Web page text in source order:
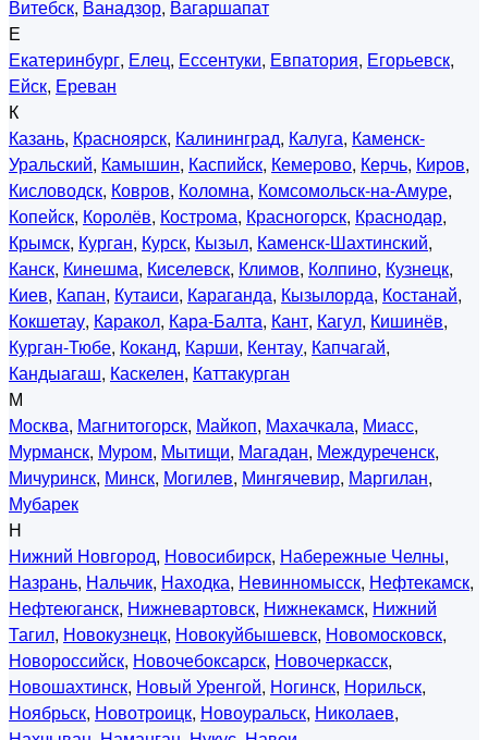
Витебск, Ванадзор, Вагаршапат
Е
Екатеринбург, Елец, Ессентуки, Евпатория, Егорьевск,
Ейск, Ереван
К
Казань, Красноярск, Калининград, Калуга, Каменск-
Уральский, Камышин, Каспийск, Кемерово, Керчь, Киров,
Кисловодск, Ковров, Коломна, Комсомольск-на-Амуре,
Копейск, Королёв, Кострома, Красногорск, Краснодар,
Крымск, Курган, Курск, Кызыл, Каменск-Шахтинский,
Канск, Кинешма, Киселевск, Климов, Колпино, Кузнецк,
Киев, Капан, Кутаиси, Караганда, Кызылорда, Костанай,
Кокшетау, Каракол, Кара-Балта, Кант, Кагул, Кишинёв,
Курган-Тюбе, Коканд, Карши, Кентау, Капчагай,
Кандыагаш, Каскелен, Каттакурган
М
Москва, Магнитогорск, Майкоп, Махачкала, Миасс,
Мурманск, Муром, Мытищи, Магадан, Междуреченск,
Мичуринск, Минск, Могилев, Мингячевир, Маргилан,
Мубарек
Н
Нижний Новгород, Новосибирск, Набережные Челны,
Назрань, Нальчик, Находка, Невинномысск, Нефтекамск,
Нефтеюганск, Нижневартовск, Нижнекамск, Нижний
Тагил, Новокузнецк, Новокуйбышевск, Новомосковск,
Новороссийск, Новочебоксарск, Новочеркасск,
Новошахтинск, Новый Уренгой, Ногинск, Норильск,
Ноябрьск, Новотроицк, Новоуральск, Николаев,